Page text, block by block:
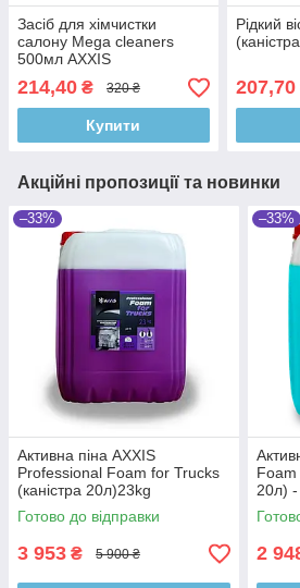
Засіб для хімчистки
салону Mega cleaners
500мл AXXIS
214,40 ₴ 320 ₴
Купити
Рідкий
207,70
Акційні пропозиції та новинки
–33%
Активна піна AXXIS
Professional Foam for Trucks
(каністра 20л)23kg
Готово до відправки
3 953 ₴ 5 900 ₴
–33%
Foam
20л) -
2